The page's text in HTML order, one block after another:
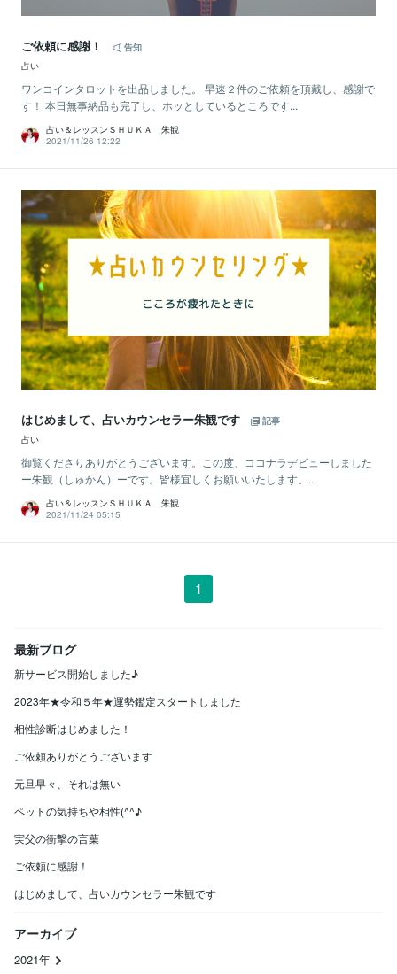
ご依頼に感謝！
告知
占い
ワンコインタロットを出品しました。 早速２件のご依頼を頂戴し、感謝で
す！ 本日無事納品も完了し、ホッとしているところです...
占い＆レッスンＳＨＵＫＡ 朱観
2021/11/26 12:22
はじめまして、占いカウンセラー朱観です
記事
占い
御覧くださりありがとうございます。この度、ココナラデビューしました
ー朱観（しゅかん）ーです。皆様宜しくお願いいたします。...
占い＆レッスンＳＨＵＫＡ 朱観
2021/11/24 05:15
1
最新ブログ
新サービス開始しました♪
2023年★令和５年★運勢鑑定スタートしました
相性診断はじめました！
ご依頼ありがとうございます
元旦早々、それは無い
ペットの気持ちや相性(^^♪
実父の衝撃の言葉
ご依頼に感謝！
はじめまして、占いカウンセラー朱観です
アーカイブ
2021年